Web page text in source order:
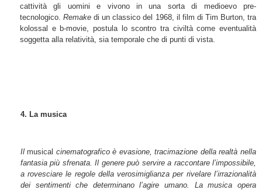
cattività gli uomini e vivono in una sorta di medioevo pre-
tecnologico.Remake di un classico del 1968, il film di Tim Burton, tra
kolossal e b-movie, postula lo scontro tra civiltà come eventualità
soggetta alla relatività, sia temporale che di punti di vista.
4. La musica
Ilmusical cinematografico è evasione, tracimazione della realtà nella
fantasia più sfrenata. Il genere può servire a raccontare l’impossibile,
a rovesciare le regole della verosimiglianza per rivelare l’irrazionalità
dei sentimenti che determinano l’agire umano. La musica opera